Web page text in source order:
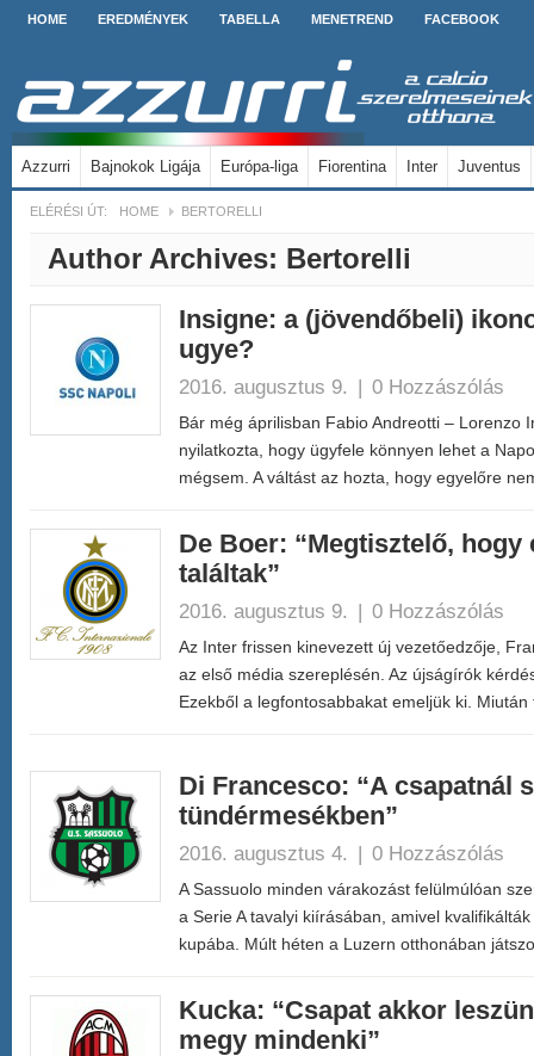
HOME EREDMÉNYEK TABELLA MENETREND FACEBOOK
Azzurri Bajnokok Ligája Európa-liga Fiorentina Inter Juventus
ELÉRÉSI ÚT: HOME BERTORELLI
Author Archives: Bertorelli
Insigne: a (jövendőbeli)
ugye?
2016. augusztus 9. | 0 Hozzászólás
Bár még áprilisban Fabio Andreotti – Lorenzo
nyilatkozta, hogy ügyfele könnyen lehet a
mégsem. A váltást az hozta, hogy egyelőre
De Boer: “Megtisztelő, hogy
találtak”
2016. augusztus 9. | 0 Hozzászólás
Az Inter frissen kinevezett új vezetőedzője,
az első média szereplésén. Az újságírók
Ezekből a legfontosabbakat emeljük ki.
Di Francesco: “A csapatnál
tündérmesékben”
2016. augusztus 4. | 0 Hozzászólás
A Sassuolo minden várakozást felülmúlóan
a Serie A tavalyi kiírásában, amivel
kupába. Múlt héten a Luzern otthonában
Kucka: “Csapat akkor
megy mindenki”